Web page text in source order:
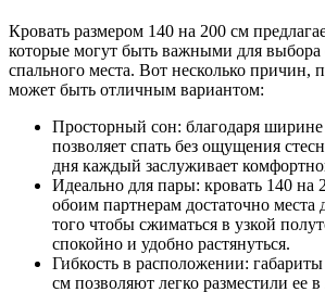
Кровать размером 140 на 200 см
которые могут быть важными для выбора
спального места. Вот несколько причин,
может быть отличным вариантом:
Просторный сон: благодаря ширине
позволяет спать без ощущения
дня каждый заслуживает
Идеально для пары: кровать 140 на
обоим партнерам достаточно места
того чтобы сжиматься в узкой
спокойно и удобно растянуться.
Гибкость в расположении:
см позволяют легко разместили ее